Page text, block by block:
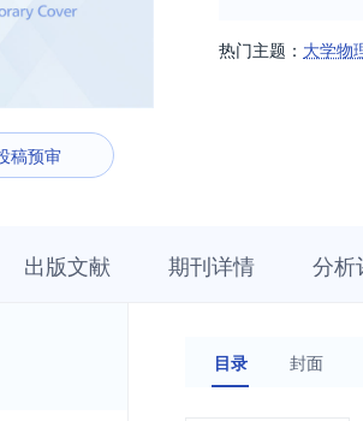
稿预审
热门主题： 大学物
出版文献 期刊详情 分析
目录 封面